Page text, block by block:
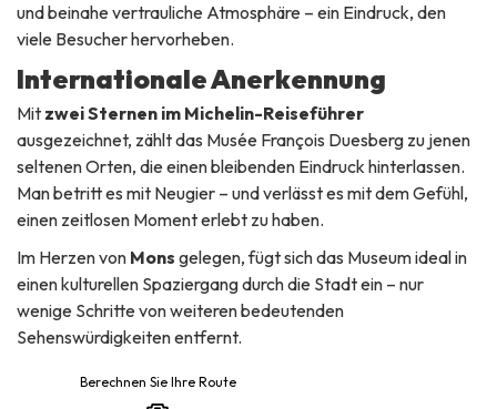
und beinahe vertrauliche Atmosphäre – ein Eindruck, den
viele Besucher hervorheben.
Internationale Anerkennung
Mit zwei Sternen im Michelin-Reiseführer
ausgezeichnet, zählt das Musée François Duesberg zu jenen
seltenen Orten, die einen bleibenden Eindruck hinterlassen.
Man betritt es mit Neugier – und verlässt es mit dem Gefühl,
einen zeitlosen Moment erlebt zu haben.
Im Herzen von Mons gelegen, fügt sich das Museum ideal in
einen kulturellen Spaziergang durch die Stadt ein – nur
wenige Schritte von weiteren bedeutenden
Sehenswürdigkeiten entfernt.
Berechnen Sie Ihre Route